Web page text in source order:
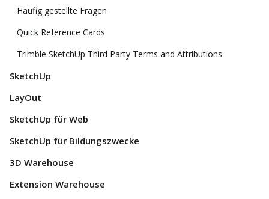
Häufig gestellte Fragen
Quick Reference Cards
Trimble SketchUp Third Party Terms and Attributions
SketchUp
LayOut
SketchUp für Web
SketchUp für Bildungszwecke
3D Warehouse
Extension Warehouse